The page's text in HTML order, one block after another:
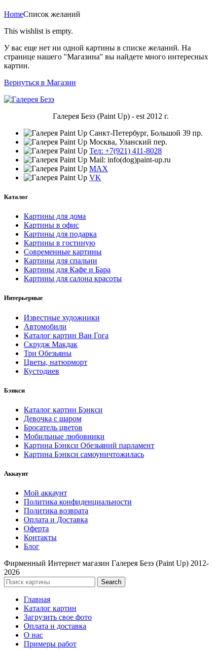
HomeСписок желаний
This wishlist is empty.
У вас еще нет ни одной картины в списке желаний. На
странице нашего "Магазина" вы найдете много интересных
картин.
Вернуться в Магазин
Галерея Безэ (Paint Up) - est 2012 г.
Санкт-Петербург, Большой 39 пр.
Москва, Уланский пер.
Тел: +7(921) 411-8028
Mail: info(dog)paint-up.ru
MAX
VK
Каталог
Картины для дома
Картины в офис
Картины для подарка
Картины в гостиную
Современные картины
Картины для спальни
Картины для Кафе и Бара
Картины для салона красоты
Интерьерные
Известные художники
Автомобили
Каталог картин Ван Гога
Скрудж Макдак
Три Обезьяны
Цветы, натюрморт
Кустодиев
Бэнкси
Каталог картин Бэнкси
Девочка с шаром
Бросатель цветов
Мобильные любовники
Картина Бэнкси Обезьяний парламент
Картина Бэнкси самоуничтожилась
Аккаунт
Мой аккаунт
Политика конфиденциальности
Политика возврата
Оплата и Доставка
Оферта
Контакты
Блог
Фирменный Интернет магазин Галерея Безэ (Paint Up) 2012-
2026
Search
Главная
Каталог картин
Загрузить свое фото
Оплата и доставка
О нас
Примеры работ